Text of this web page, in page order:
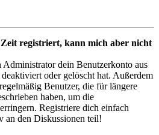
registriert, kann mich aber nicht
Administrator dein Benutzerkonto aus
oder gelöscht hat. Außerdem
Benutzer, die für längere
haben, um die
Registriere dich einfach
an den Diskussionen teil!